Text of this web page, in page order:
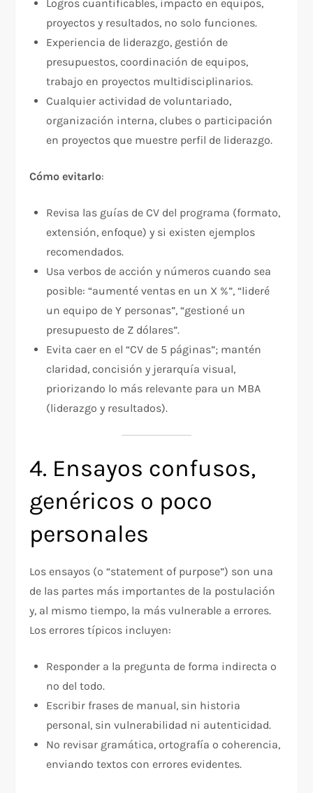
Logros cuantificables, impacto en equipos,
proyectos y resultados, no solo funciones.
Experiencia de liderazgo, gestión de
presupuestos, coordinación de equipos,
trabajo en proyectos multidisciplinarios.
Cualquier actividad de voluntariado,
organización interna, clubes o participación
en proyectos que muestre perfil de liderazgo.
Cómo evitarlo:
Revisa las guías de CV del programa (formato,
extensión, enfoque) y si existen ejemplos
recomendados.
Usa verbos de acción y números cuando sea
posible: “aumenté ventas en un X %”, “lideré
un equipo de Y personas”, “gestioné un
presupuesto de Z dólares”.
Evita caer en el “CV de 5 páginas”; mantén
claridad, concisión y jerarquía visual,
priorizando lo más relevante para un MBA
(liderazgo y resultados).
4. Ensayos confusos,
genéricos o poco
personales
Los ensayos (o “statement of purpose”) son una
de las partes más importantes de la postulación
y, al mismo tiempo, la más vulnerable a errores.
Los errores típicos incluyen:
Responder a la pregunta de forma indirecta o
no del todo.
Escribir frases de manual, sin historia
personal, sin vulnerabilidad ni autenticidad.
No revisar gramática, ortografía o coherencia,
enviando textos con errores evidentes.